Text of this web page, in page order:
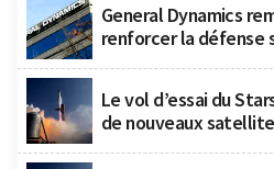
General Dynamics
renforcer la défense
Le vol d’essai du
de nouveaux